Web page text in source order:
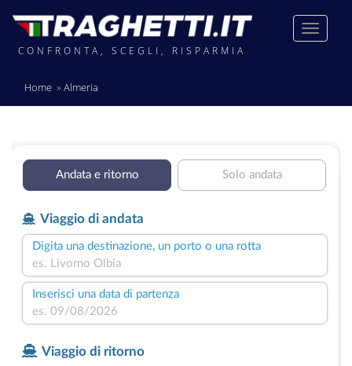
CONFRONTA, SCEGLI, RISPARMIA
Home Almeria